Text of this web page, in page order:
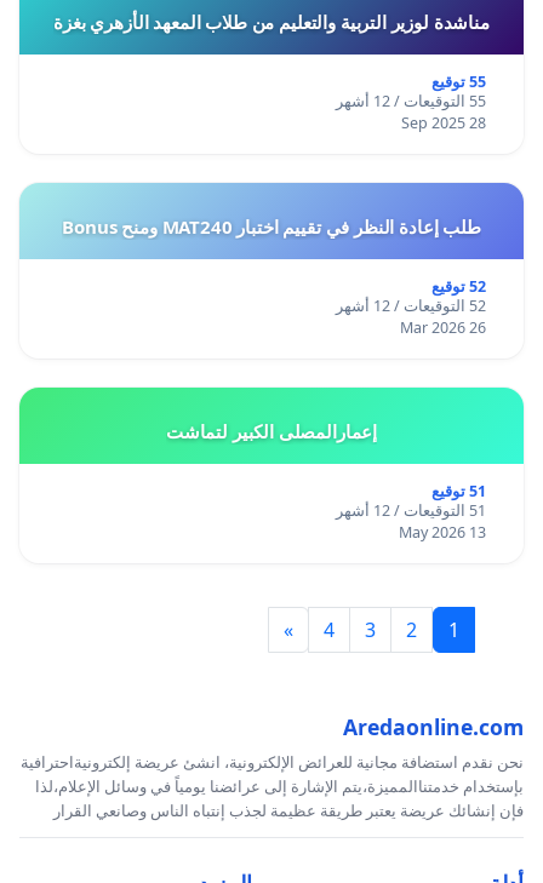
مناشدة لوزير التربية والتعليم من طلاب المعهد الأزهري بغزة
55 توقيع
55 التوقيعات / 12 أشهر
28 Sep 2025
طلب إعادة النظر في تقييم اختبار MAT240 ومنح Bonus
52 توقيع
52 التوقيعات / 12 أشهر
26 Mar 2026
إعمارالمصلى الكبير لتماشت
51 توقيع
51 التوقيعات / 12 أشهر
13 May 2026
1
2
3
4
»
Aredaonline.com
نحن نقدم استضافة مجانية للعرائض الإلكترونية، انشئ عريضة إلكترونيةاحترافية
بإستخدام خدمتناالمميزة،يتم الإشارة إلى عرائضنا يومياً في وسائل الإعلام،لذا
فإن إنشائك عريضة يعتبر طريقة عظيمة لجذب إنتباه الناس وصانعي القرار